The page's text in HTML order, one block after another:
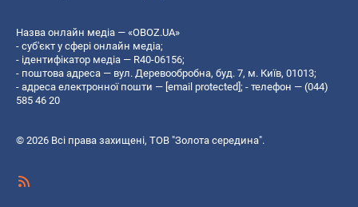
Назва онлайн медіа — «OBOZ.UA»
- суб'єкт у сфері онлайн медіа;
- ідентифікатор медіа — R40-06156;
- поштова адреса — вул. Деревообробна, буд. 7, м. Київ, 01013;
- адреса електронної пошти — [email protected] ; - телефон — (044)
585 46 20
© 2026 Всі права захищені, ТОВ "Золота середина".